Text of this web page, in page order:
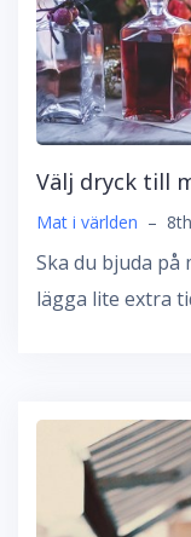
Välj dryck till
Mat i världen –
Ska du bjuda på
lägga lite extra